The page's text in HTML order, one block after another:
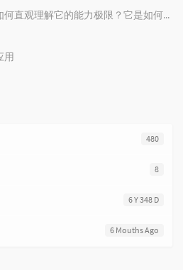
n
l
神经网络是什么？如何直观理解它的能力极限？它是如何无限逼近真理？
用
480
8
6 Y 348 D
6 Mouths Ago